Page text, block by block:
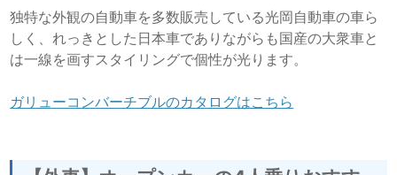
独特な外観の自動車を多数販売している光岡自動車の車ら
しく、れっきとした日本車でありながらも国産の大衆車と
は一線を画すスタイリングで個性が光ります。
ガリューコンバーチブルのカタログはこちら